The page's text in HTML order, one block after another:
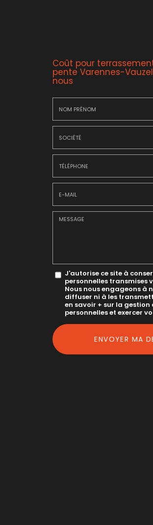
Coût pour
pente Varennes-
nous
Nom
Prénom
Société
Téléphone
E-
Message
J'autorise ce site à
personnelles transmises
Nous nous engageons à
diffuser ni à les
en savoir + sur la gestion
personnelles et exercer
Acceptation
RGPD
ENVOYER MA